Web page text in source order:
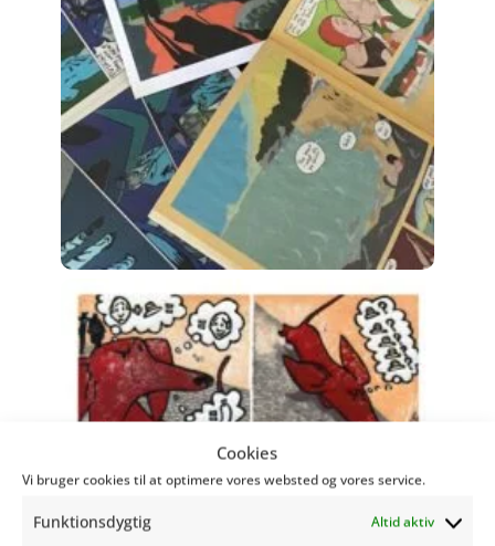
Cookies
Vi bruger cookies til at optimere vores websted og vores service.
Funktionsdygtig Altid aktiv